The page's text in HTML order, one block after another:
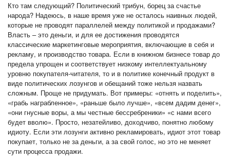
Кто там следующий? Политический трибун, борец за счастье
народа? Надеюсь, в наше время уже не осталось наивных людей,
которые не проводят параллелей между политикой и продажами?
Власть – это деньги, и для ее достижения проводятся
классические маркетинговые мероприятия, включающие в себя и
рекламу, и производство товара. Если в книжном бизнесе товар до
предела упрощен и соответствует низкому интеллектуальному
уровню покупателя-читателя, то и в политике конечный продукт в
виде политических лозунгов и обещаний тоже нельзя назвать
сложным. Проще не придумать. Вот примеры: «отнять и поделить»,
«грабь награбленное», «раньше было лучше», «всем дадим денег»,
«они гнусные воры, а мы честные бессребреники» «с нами всего
будет вволю». Просто, незатейливо, доходчиво, понятно любому
идиоту. Если эти лозунги активно рекламировать, идиот этот товар
покупает, только не за деньги, а за свой голос, но это не меняет
сути процесса продажи.